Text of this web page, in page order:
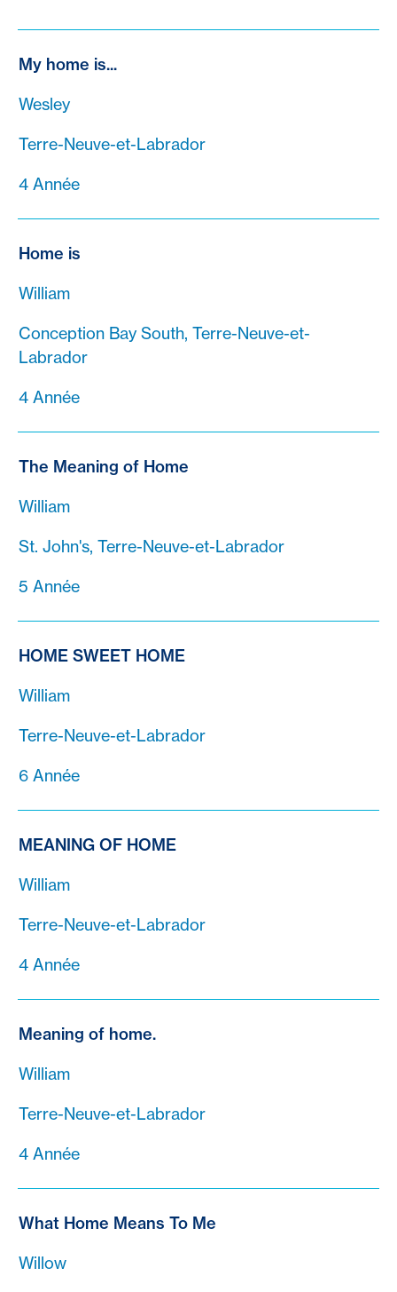
My home is...
Wesley
Terre-Neuve-et-Labrador
4 Année
Home is
William
Conception Bay South, Terre-Neuve-et-
Labrador
4 Année
The Meaning of Home
William
St. John's, Terre-Neuve-et-Labrador
5 Année
HOME SWEET HOME
William
Terre-Neuve-et-Labrador
6 Année
MEANING OF HOME
William
Terre-Neuve-et-Labrador
4 Année
Meaning of home.
William
Terre-Neuve-et-Labrador
4 Année
What Home Means To Me
Willow